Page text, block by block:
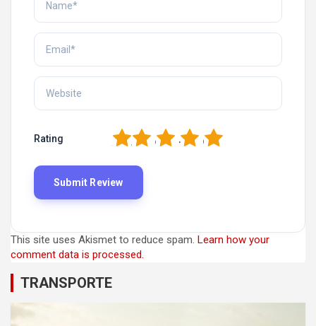
Rating 5
4
3
2
This site uses Akismet to reduce spam. Learn how your
comment data is processed.
TRANSPORTE